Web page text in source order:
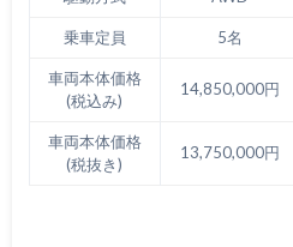
乗車定員 5名
車両本体価格
(税込み)
14,850,000円
車両本体価格
(税抜き)
13,750,000円